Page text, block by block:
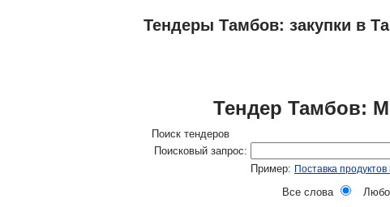
Тендеры Тамбов: закупки в
Тендер Тамбов:
Поиск тендеров
Поисковый запрос:
Пример: Поставка
Все слова